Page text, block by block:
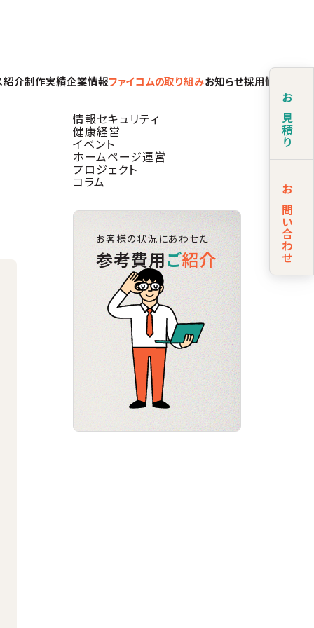
紹介制作実績企業情報ファイコムの取り組みお知らせ採用情報
情報セキュリティ
健康経営
イベント
ホームページ運営
プロジェクト
コラム
お客様の状況にあわせた
参考費用ご紹介
お見積り
お問い合わせ